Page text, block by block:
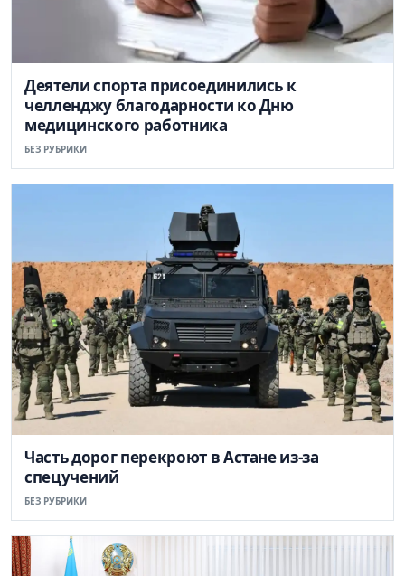
Деятели спорта присоединились к
челленджу благодарности ко Дню
медицинского работника
БЕЗ РУБРИКИ
Часть дорог перекроют в Астане из-за
спецучений
БЕЗ РУБРИКИ